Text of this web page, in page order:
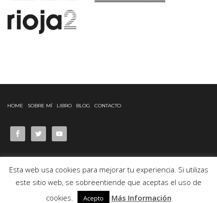
HOME SOBRE MÍ LIBRO BLOG CONTACTO
© Desde 2017 ELVERDECILLO.COM
Esta web usa cookies para mejorar tu experiencia. Si utilizas
este sitio web, se sobreentiende que aceptas el uso de
cookies.
Acepto Más Información